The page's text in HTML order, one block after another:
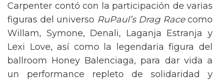
Carpenter contó con la participación de varias
figuras del universo RuPaul’s Drag Racecomo
Willam, Symone, Denali, Laganja Estranja y
Lexi Love, así como la legendaria figura del
ballroom Honey Balenciaga, para dar vida a
un performance repleto de solidaridad y